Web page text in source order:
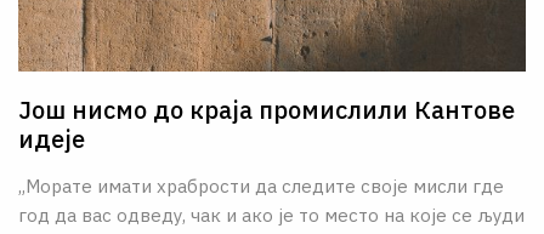
Још нисмо до краја промислили Кантове
идеје
„Морате имати храбрости да следите своје мисли где
год да вас одведу, чак и ако је то место на које се људи